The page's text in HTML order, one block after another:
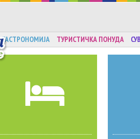
ГАСТРОНОМИЈА ТУРИСТИЧКА ПОНУДА